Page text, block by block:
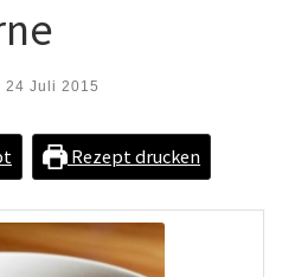
24 Juli 2015
Rezept drucken